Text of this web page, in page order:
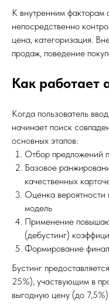
К внутренним факторам
непосредственно
цена, категоризация.
продаж, поведение
Как работает
Когда пользователь
начинает поиск
основных этапов:
Отбор предложений
Базовое
качественных
Оценка
модель
Применение
(дебустинг)
Формирование
Бустинг
25%), участвующим в
выгодную цену (до